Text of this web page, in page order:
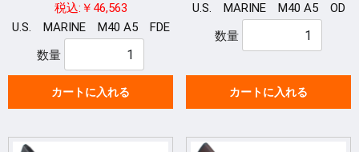
税込:￥46,563
U.S. MARINE M40 A5 FDE
数量
カートに入れる
U.S. MARINE M40 A5 OD
数量
カートに入れる